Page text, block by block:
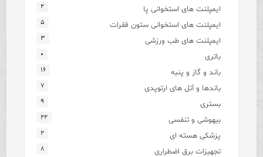
ایمپلنت های استخوانی پا ۲
ایمپلنت های استخوانی ستون فقرات ۵
ایمپلنت های طب ورزشی ۳
باتری ۰
باند و گاز و پنبه ۱۶
باندها و آتل های ارتوپدی ۷
بستری ۹
بیهوشی و تنفسی ۲۲
پزشکی هسته ای ۲
تجهیزات برق اضطراری ۸